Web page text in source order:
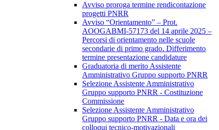
Avviso proroga termine rendicontazione
progetti PNRR
Avviso “Orientamento” – Prot.
AOOGABMI-57173 del 14 aprile 2025 –
Percorsi di orientamento nelle scuole
secondarie di primo grado. Differimento
termine presentazione candidature
Graduatoria di merito Assistente
Amministrativo Gruppo supporto PNRR
Selezione Assistente Amministrativo
Gruppo supporto PNRR - Costituzione
Commissione
Selezione Assistente Amministrativo
Gruppo supporto PNRR - Data e ora dei
colloqui tecnico-motivazionali